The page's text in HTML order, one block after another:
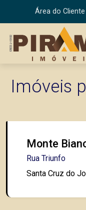
Área do Cliente
Imóveis
Monte
Rua Triunfo
Santa Cruz do